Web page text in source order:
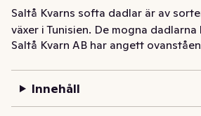
Saltå Kvarns softa dadlar är av
växer i Tunisien. De mogna dadlarna
träden för att torka i solen. Därefter
dem som de är eller använda dem i
Saltå Kvarn AB har angett
Innehåll